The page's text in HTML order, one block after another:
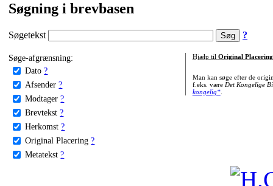
Søgning i brevbasen
Søgetekst ?
Søge-afgrænsning:
Dato ?
Afsender ?
Modtager ?
Brevtekst ?
Herkomst ?
Original Placering ?
Metatekst ?
Hjælp til Original Placering
Man kan søge efter de
f.eks. være Det Kongelige
kongelig*.